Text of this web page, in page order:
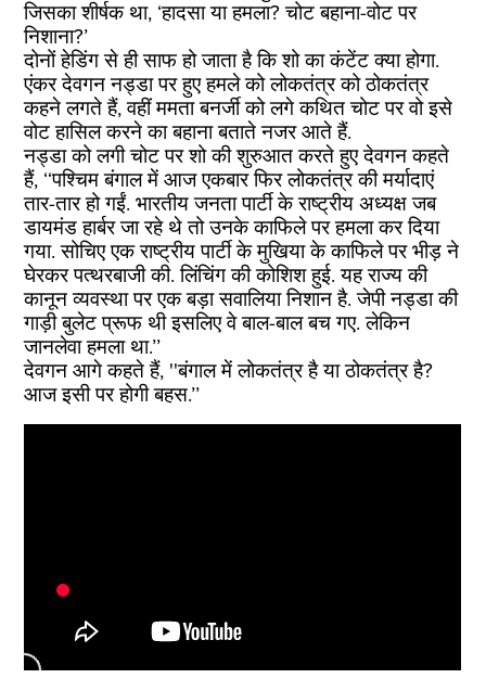
जिसका शीर्षक था, ‘हादसा या हमला? चोट बहाना-वोट पर
निशाना?’
दोनों हेडिंग से ही साफ हो जाता है कि शो का कंटेंट क्या होगा.
एंकर देवगन नड्डा पर हुए हमले को लोकतंत्र को ठोकतंत्र
कहने लगते हैं, वहीं ममता बनर्जी को लगे कथित चोट पर वो इसे
वोट हासिल करने का बहाना बताते नजर आते हैं.
नड्डा को लगी चोट पर शो की शुरुआत करते हुए देवगन कहते
हैं, ‘‘पश्चिम बंगाल में आज एकबार फिर लोकतंत्र की मर्यादाएं
तार-तार हो गईं. भारतीय जनता पार्टी के राष्ट्रीय अध्यक्ष जब
डायमंड हार्बर जा रहे थे तो उनके काफिले पर हमला कर दिया
गया. सोचिए एक राष्ट्रीय पार्टी के मुखिया के काफिले पर भीड़ ने
घेरकर पत्थरबाजी की. लिंचिंग की कोशिश हुई. यह राज्य की
कानून व्यवस्था पर एक बड़ा सवालिया निशान है. जेपी नड्डा की
गाड़ी बुलेट प्रूफ थी इसलिए वे बाल-बाल बच गए. लेकिन
जानलेवा हमला था.’’
देवगन आगे कहते हैं, ''बंगाल में लोकतंत्र है या ठोकतंत्र है?
आज इसी पर होगी बहस.’’